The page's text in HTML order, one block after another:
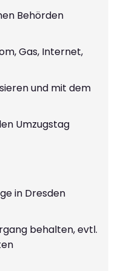
Behörden
Gas, Internet,
und mit dem
Umzugstag
in Dresden
behalten, evtl.